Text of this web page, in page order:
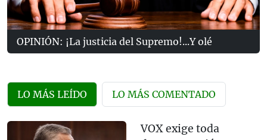
OPINIÓN: ¡La justicia del Supremo!...Y olé
LO MÁS LEÍDO LO MÁS COMENTADO
VOX exige toda